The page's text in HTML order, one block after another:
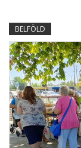
BELFÖLD